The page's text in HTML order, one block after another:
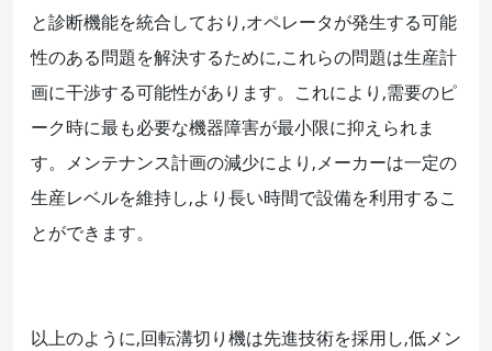
と診断機能を統合しており,オペレータが発生する可能
性のある問題を解決するために,これらの問題は生産計
画に干渉する可能性があります。これにより,需要のピ
ーク時に最も必要な機器障害が最小限に抑えられま
す。メンテナンス計画の減少により,メーカーは一定の
生産レベルを維持し,より長い時間で設備を利用するこ
とができます。
以上のように,回転溝切り機は先進技術を採用し,低メン